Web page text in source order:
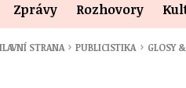
Zprávy Rozhovory
STRANA › PUBLICISTIKA › GLOSY